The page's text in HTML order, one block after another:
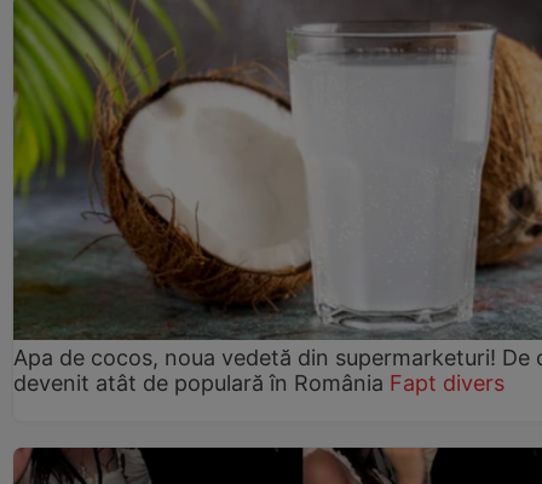
Apa de cocos, noua vedetă din supermarketuri! De
devenit atât de populară în România Fapt divers